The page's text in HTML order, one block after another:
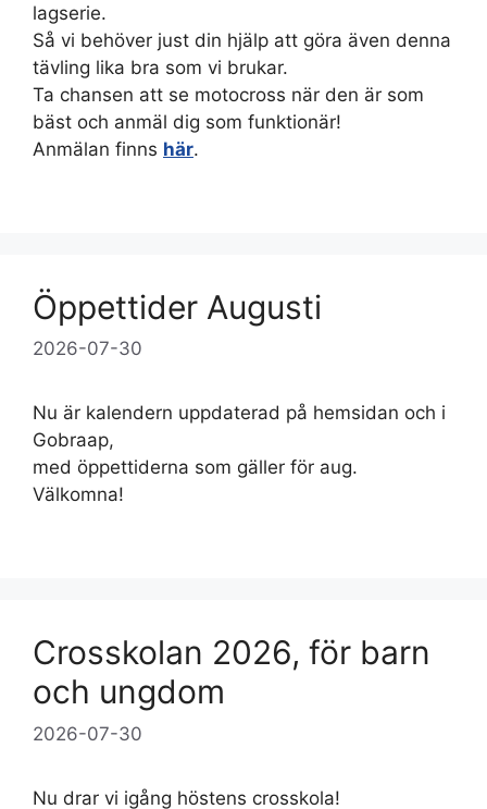
lagserie.
Så vi behöver just din hjälp att göra även denna
tävling lika bra som vi brukar.
Ta chansen att se motocross när den är som
bäst och anmäl dig som funktionär!
Anmälan finns här.
Öppettider Augusti
2026-07-30
Nu är kalendern uppdaterad på hemsidan och i
Gobraap,
med öppettiderna som gäller för aug.
Välkomna!
Crosskolan 2026, för barn
och ungdom
2026-07-30
Nu drar vi igång höstens crosskola!